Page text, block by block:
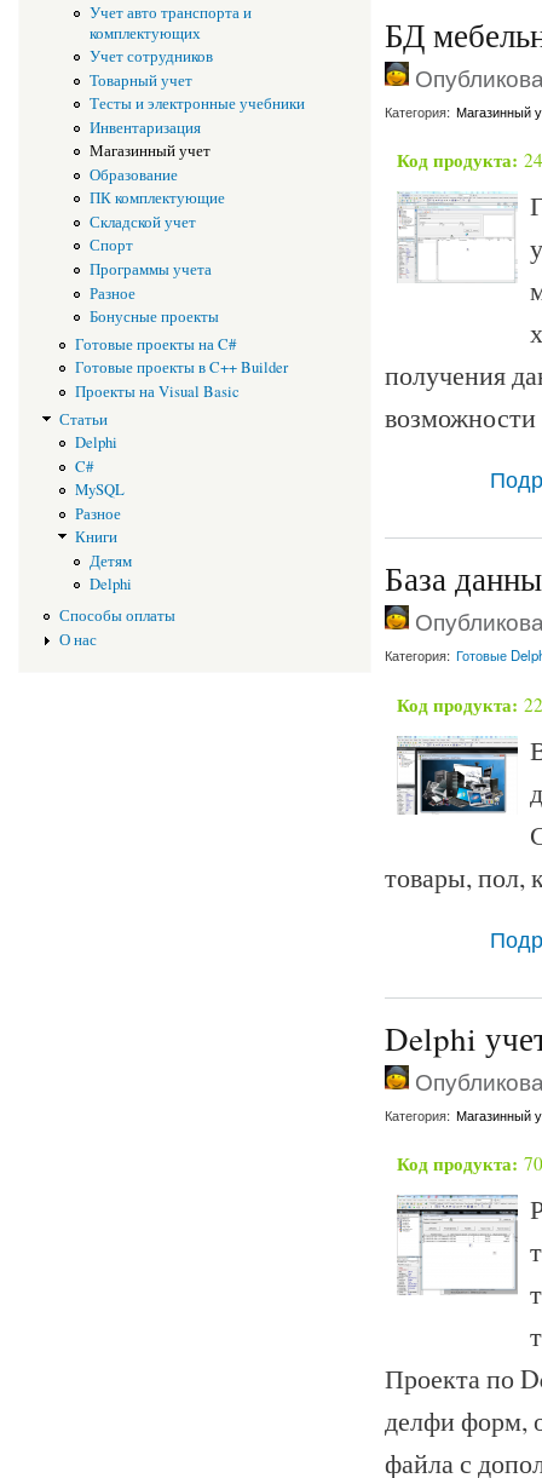
Учет авто транспорта и
комплектующих
Учет сотрудников
Товарный учет
Тесты и электронные учебники
Инвентаризация
Магазинный учет
Образование
ПК комплектующие
Складской учет
Спорт
Программы учета
Разное
Бонусные проекты
Готовые проекты на C#
Готовые проекты в C++ Builder
Проекты на Visual Basic
Статьи
Delphi
C#
MySQL
Разное
Книги
Детям
Delphi
Способы оплаты
О нас
БД
Категория: Магазинный
Код продукта:
получения
База
Категория: Готовые
Код продукта:
товары, пол,
Delphi
Категория: Магазинный
Код продукта: 70
Проекта по
делфи форм,
файла с